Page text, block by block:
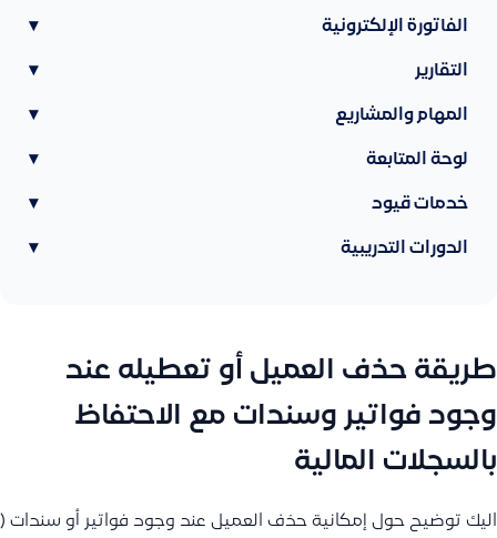
الفاتورة الإلكترونية ▾
التقارير ▾
المهام والمشاريع ▾
لوحة المتابعة ▾
خدمات قيود ▾
الدورات التدريبية ▾
طريقة حذف العميل أو تعطيله عند
وجود فواتير وسندات مع الاحتفاظ
بالسجلات المالية
اليك توضيح حول إمكانية حذف العميل عند وجود فواتير أو سندات (